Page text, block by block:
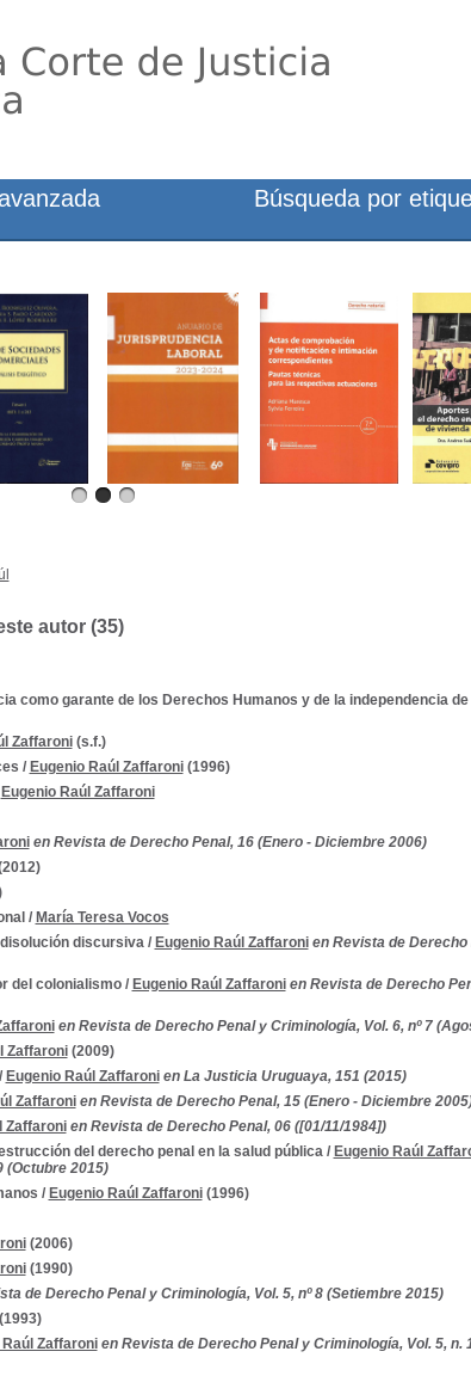
autor (35)
como garante de los Derechos Humanos y de la independencia
Zaffaroni(s.f.)
/ Eugenio Raúl Zaffaroni(1996)
Eugenio Raúl Zaffaroni
en Revista de Derecho Penal, 16 (Enero - Diciembre 2006)
/ María Teresa Vocos
discursiva/ Eugenio Raúl Zaffaroni en Revista de Derecho
del colonialismo/ Eugenio Raúl Zaffaroni en Revista de Derecho
en Revista de Derecho Penal y Criminología, Vol. 6, nº 7
Zaffaroni(2009)
Eugenio Raúl Zaffaroni en La Justicia Uruguaya, 151 (2015)
Zaffaroni en Revista de Derecho Penal, 15 (Enero - Diciembre
Zaffaroni en Revista de Derecho Penal, 06 ([01/11/1984])
del derecho penal en la salud pública/ Eugenio Raúl
(Octubre 2015)
/ Eugenio Raúl Zaffaroni(1996)
(2006)
(1990)
de Derecho Penal y Criminología, Vol. 5, nº 8 (Setiembre 2015)
Raúl Zaffaroni en Revista de Derecho Penal y Criminología, Vol. 5, n.
Búsqueda por